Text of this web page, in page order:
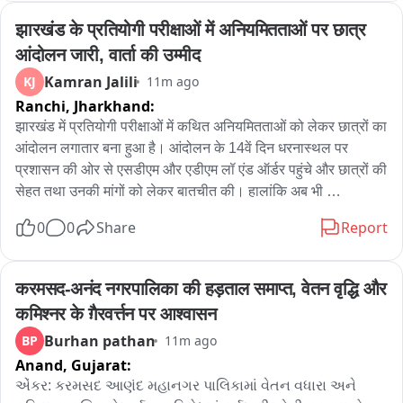
झारखंड के प्रतियोगी परीक्षाओं में अनियमितताओं पर छात्र
आंदोलन जारी, वार्ता की उम्मीद
KJ Kamran Jalili 11m ago
Ranchi, Jharkhand:
झारखंड में प्रतियोगी परीक्षाओं में कथित अनियमितताओं को लेकर छात्रों का
आंदोलन लगातार बना हुआ है। आंदोलन के 14वें दिन धरनास्थल पर
प्रशासन की ओर से एसडीएम और एडीएम लॉ एंड ऑर्डर पहुंचे और छात्रों की
सेहत तथा उनकी मांगों को लेकर बातचीत की। हालांकि अब भी
मिलने शुक्रवार को एसडीएम और एडीएम लॉ एंड ऑर्डर धरनास्थल पहुंचे।
अधिकारियों ने छात्रों का हालचाल जाना।
सरकार से बातचीत के सवाल पर एसडीएम ने कहा कि सभी को सकारात्मक
रहने की जरूरत है और उम्मीद है कि स्थिति का समाधान निकलेगा। उन्होंने
यह भी बताया कि जिन छात्रों की तबीयत बिगड़ी है, वे डॉक्टरों की निगरानी में
हैं और प्रशासन उनकी स्वास्थ्य स्थिति पर लगातार नजर बनाए हुए है।
0 0 Share Report
करमसद-अनंद नगरपालिका की हड़ताल समाप्त, वेतन वृद्धि और
कमिश्नर के ग़ैरवर्त्तन पर आश्वासन
BP Burhan pathan 11m ago
Anand, Gujarat:
એંકર: કરમસદ આણંદ મહાનગર પાલિકામાં વેતન વધારા અને